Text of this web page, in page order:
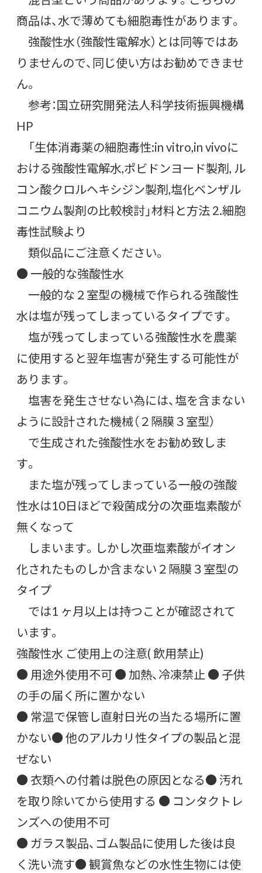
商品は、水で薄めても細胞毒性があります。
強酸性水（強酸性電解水）とは同等ではあ
りませんので、同じ使い方はお勧めできませ
ん。
参考：国立研究開発法人科学技術振興機構
HP
「生体消毒薬の細胞毒性:in vitro,in vivoに
おける強酸性電解水,ポビドンヨード製剤, ル
コン酸クロルヘキシジン製剤,塩化ベンザル
コニウム製剤の比較検討」材料と方法 2.細胞
毒性試験より
類似品にご注意ください。
● 一般的な強酸性水
一般的な２室型の機械で作られる強酸性
水は塩が残ってしまっているタイプです。
塩が残ってしまっている強酸性水を農薬
に使用すると翌年塩害が発生する可能性が
あります。
塩害を発生させない為には、塩を含まない
ように設計された機械（２隔膜３室型）
で生成された強酸性水をお勧め致しま
す。
また塩が残ってしまっている一般の強酸
性水は10日ほどで殺菌成分の次亜塩素酸が
無くなって
しまいます。しかし次亜塩素酸がイオン
化されたものしか含まない２隔膜３室型の
タイプ
では1 ヶ月以上は持つことが確認されて
います。
強酸性水 ご使用上の注意( 飲用禁止)
● 用途外使用不可 ● 加熱、冷凍禁止 ● 子供
の手の届く所に置かない
● 常温で保管し直射日光の当たる場所に置
かない● 他のアルカリ性タイプの製品と混
ぜない
● 衣類への付着は脱色の原因となる● 汚れ
を取り除いてから使用する ● コンタクトレ
ンズへの使用不可
● ガラス製品、ゴム製品に使用した後は良
く洗い流す● 観賞魚などの水性生物には使